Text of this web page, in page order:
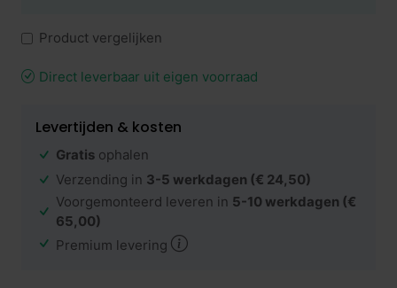
Product vergelijken
Direct leverbaar uit eigen voorraad
Levertijden & kosten
Gratis ophalen
Verzending in 3-5 werkdagen (€ 24,50)
Voorgemonteerd leveren in 5-10 werkdagen (€
65,00)
Premium levering